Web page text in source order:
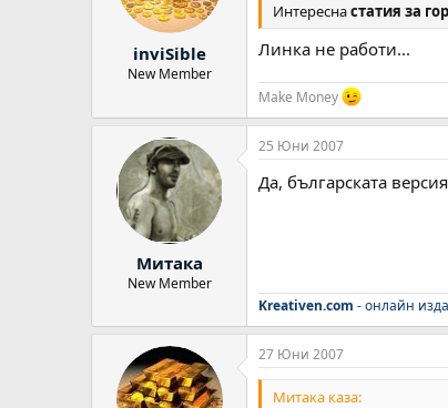
inviSible
New Member
Интереснастатия за
Линка не работи...
Make Money
Митака
New Member
25 Юни 2007
Да, българската
Kreativen.com - онлайн
27 Юни 2007
Митака каза: